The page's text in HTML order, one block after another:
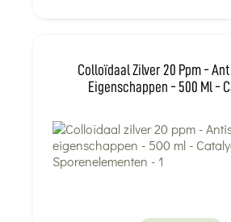
Colloïdaal Zilver 20 Ppm -
Eigenschappen - 500 Ml -